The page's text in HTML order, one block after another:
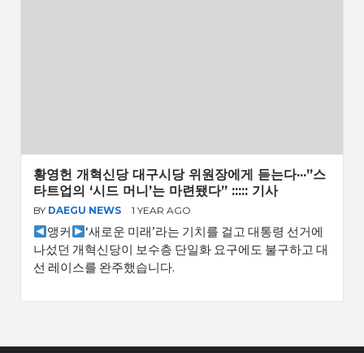
황영헌 개혁신당 대구시당 위원장에게 듣는다···”스
타트업의 ‘시드 머니’는 마련됐다” ::::: 기사
BY DAEGU NEWS 1 YEAR AGO
앵커
‘새로운 미래’라는 기치를 걸고 대통령 선거에
나섰던 개혁신당이 보수층 단일화 요구에도 불구하고 대
선 레이스를 완주했습니다.